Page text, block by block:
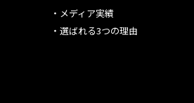
・ メディア実績
・ 選ばれる3つの理由